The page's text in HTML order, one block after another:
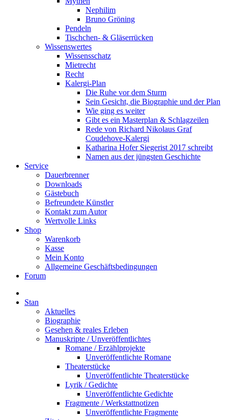
Nephilim
Bruno Gröning
Pendeln
Tischchen- & Gläserrücken
Wissenswertes
Wissensschatz
Mietrecht
Recht
Kalergi-Plan
Die Ruhe vor dem Sturm
Sein Gesicht, die Biographie und der Plan
Wie ging es weiter
Gibt es ein Masterplan & Schlagzeilen
Rede von Richard Nikolaus Graf
Coudehove-Kalergi
Katharina Hofer Siegerist 2017 schreibt
Namen aus der jüngsten Geschichte
Service
Dauerbrenner
Downloads
Gästebuch
Befreundete Künstler
Kontakt zum Autor
Wertvolle Links
Shop
Warenkorb
Kasse
Mein Konto
Allgemeine Geschäftsbedingungen
Forum
Stan
Aktuelles
Biographie
Gesehen & reales Erleben
Manuskripte / Unveröffentlichtes
Romane / Erzählprojekte
Unveröffentlichte Romane
Theaterstücke
Unveröffentlichte Theaterstücke
Lyrik / Gedichte
Unveröffentlichte Gedichte
Fragmente / Werkstattnotizen
Unveröffentlichte Fragmente